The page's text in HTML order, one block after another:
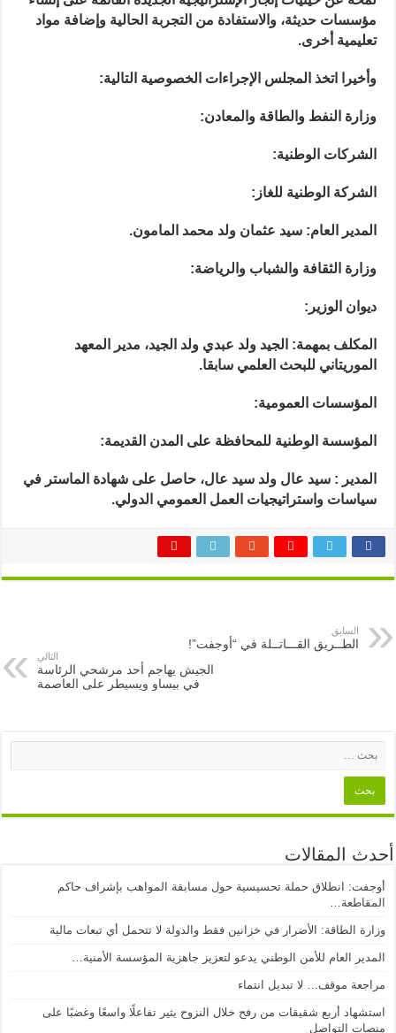
مؤسسات حديثة، والاستفادة من التجربة الحالية وإضافة مواد
تعليمية أخرى.
وأخيرا اتخذ المجلس الإجراءات الخصوصية التالية:
وزارة النفط والطاقة والمعادن:
الشركات الوطنية:
الشركة الوطنية للغاز:
المدير العام: سيد عثمان ولد محمد المامون.
وزارة الثقافة والشباب والرياضة:
ديوان الوزير:
المكلف بمهمة: الجيد ولد عبدي ولد الجيد، مدير المعهد
الموريتاني للبحث العلمي سابقا.
المؤسسات العمومية:
المؤسسة الوطنية للمحافظة على المدن القديمة:
المدير : سيد عال ولد سيد عال، حاصل على شهادة الماستر في
سياسات واستراتيجيات العمل العمومي الدولي.
السابق
الطــريق القـــاتــلة في “أوجفت”!
التالي
الجيش يهاجم أحد مرشحي الرئاسة
في بيساو ويسيطر على العاصمة
أحدث المقالات
أوجفت: انطلاق حملة تحسيسية حول مسابقة المواهب بإشراف حاكم
المقاطعة…
وزارة الطاقة: الأضرار في خزانين فقط والدولة لا تتحمل أي تبعات مالية
المدير العام للأمن الوطني يدعو لتعزيز جاهزية المؤسسة الأمنية…
مراجعة موقف… لا تبديل انتماء
استشهاد أربع شقيقات من رفح خلال النزوح يثير تفاعلًا واسعًا وغضبًا على
منصات التواصل